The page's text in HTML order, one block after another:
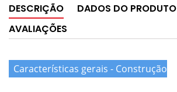
DESCRIÇÃO
DADOS DO PRODUTO
AVALIAÇÕES
Características gerais - Construção